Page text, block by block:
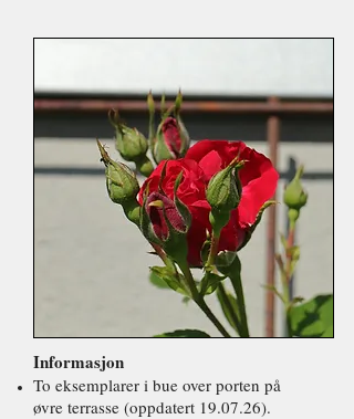
Informasjon
To eksemplarer i bue over porten på
øvre terrasse (oppdatert 19.07.26).